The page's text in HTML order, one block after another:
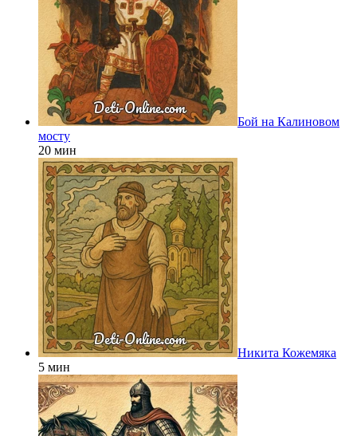
Бой на Калиновом
мосту
20 мин
Никита Кожемяка
5 мин